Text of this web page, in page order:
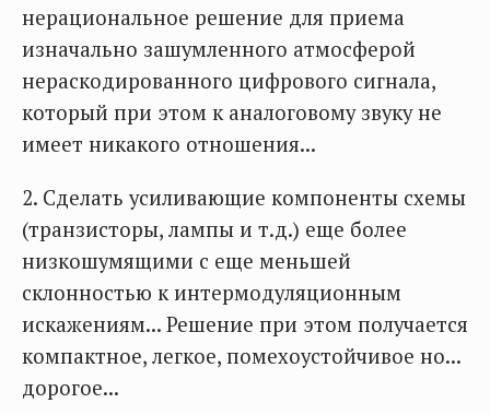
нерациональное решение для приема
изначально зашумленного атмосферой
нераскодированного цифрового сигнала,
который при этом к аналоговому звуку не
имеет никакого отношения...
2. Сделать усиливающие компоненты схемы
(транзисторы, лампы и т.д.) еще более
низкошумящими с еще меньшей
склонностью к интермодуляционным
искажениям... Решение при этом получается
компактное, легкое, помехоустойчивое но...
дорогое...